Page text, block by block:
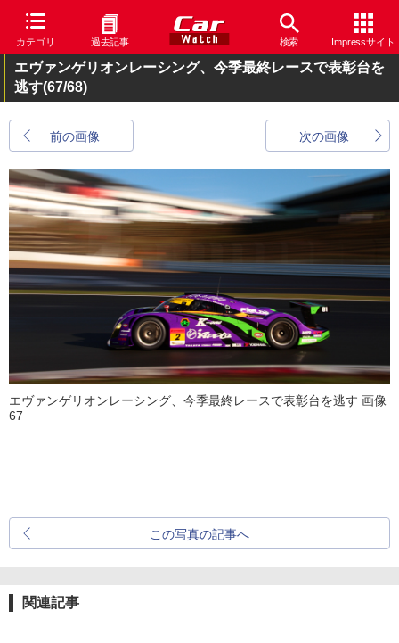
カテゴリ 過去記事 検索 Impressサイト
エヴァンゲリオンレーシング、今季最終レースで表彰台を
逃す(67/68)
前の画像 次の画像
エヴァンゲリオンレーシング、今季最終レースで表彰台を逃す 画像
67
この写真の記事へ
関連記事